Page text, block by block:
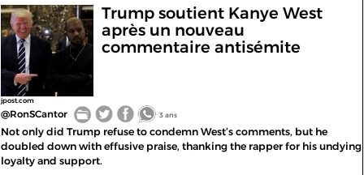
jpost.com
Trump soutient Kanye West
après un nouveau
commentaire antisémite
@RonSCantor 3 ans
Not only did Trump refuse to condemn West’s comments, but he
doubled down with effusive praise, thanking the rapper for his undying
loyalty and support.